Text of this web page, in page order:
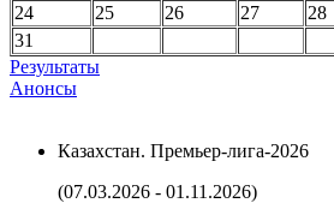
24
25 26 27 28
31
Результаты
Анонсы
Казахстан. Премьер-лига-2026
(07.03.2026 - 01.11.2026)